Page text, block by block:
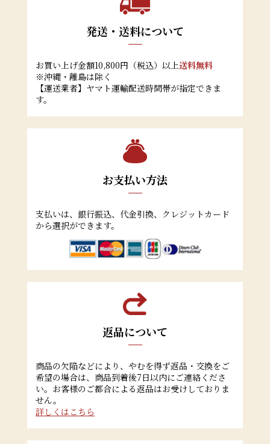
発送・送料について
お買い上げ金額10,800円（税込）以上送料無料
※沖縄・離島は除く
【運送業者】ヤマト運輸配送時間帯が指定できま
す。
お支払い方法
支払いは、銀行振込、代金引換、クレジットカード
から選択ができます。
返品について
商品の欠陥などにより、やむを得ず返品・交換をご
希望の場合は、商品到着後7日以内にご連絡くださ
い。お客様のご都合による返品はお受けしておりま
せん。
詳しくはこちら